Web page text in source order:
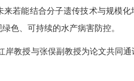
来若能结合分子遗传技术与规模化
色、可持续的水产病害防控。
岸教授与张俣副教授为论文共同